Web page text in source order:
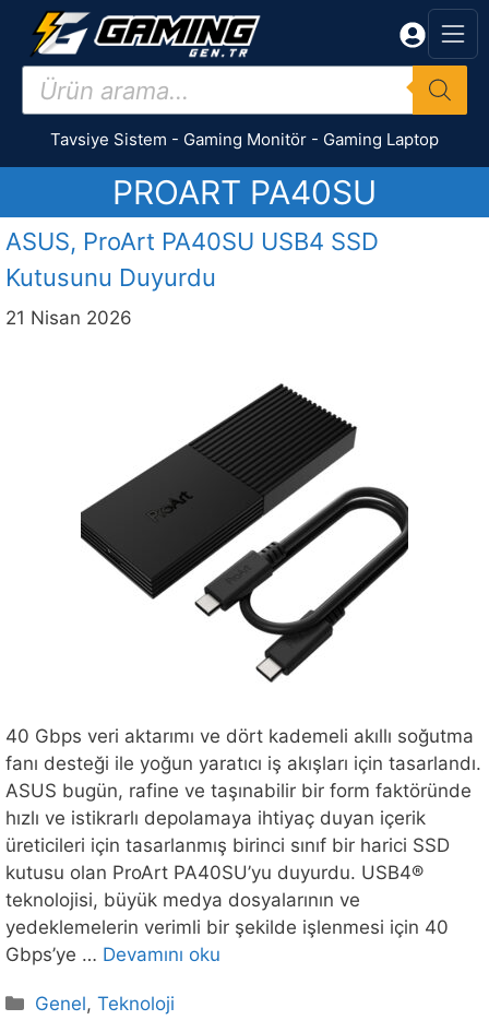
İçeriğe
Products
search
Tavsiye Sistem - Gaming Monitör - Gaming Laptop
PROART PA40SU
ASUS, ProArt PA40SU USB4 SSD
Kutusunu Duyurdu
21 Nisan 2026
40 Gbps veri aktarımı ve dört kademeli akıllı soğutma
fanı desteği ile yoğun yaratıcı iş akışları için tasarlandı.
ASUS bugün, rafine ve taşınabilir bir form faktöründe
hızlı ve istikrarlı depolamaya ihtiyaç duyan içerik
üreticileri için tasarlanmış birinci sınıf bir harici SSD
kutusu olan ProArt PA40SU’yu duyurdu. USB4®
teknolojisi, büyük medya dosyalarının ve
yedeklemelerin verimli bir şekilde işlenmesi için 40
Gbps’ye … Devamını oku
Kategoriler
Genel,Teknoloji